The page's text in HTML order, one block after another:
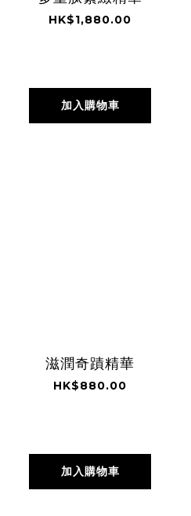
HK$1,880.00
加入購物車
滋潤奇蹟精華
HK$880.00
加入購物車